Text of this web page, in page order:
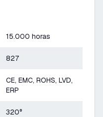
15.000 horas
827
CE, EMC, ROHS, LVD,
ERP
320°